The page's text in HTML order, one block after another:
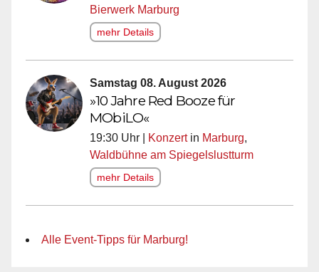
Bierwerk Marburg
mehr Details
Samstag 08. August 2026
»10 Jahre Red Booze für
MObiLO«
19:30 Uhr | Konzertin Marburg,
Waldbühne am Spiegelslustturm
mehr Details
Alle Event-Tipps für Marburg!